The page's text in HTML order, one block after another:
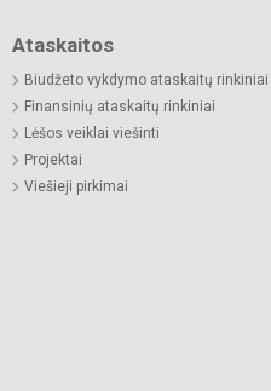
Ataskaitos
Biudžeto vykdymo ataskaitų rinkiniai
Finansinių ataskaitų rinkiniai
Lėšos veiklai viešinti
Projektai
Viešieji pirkimai